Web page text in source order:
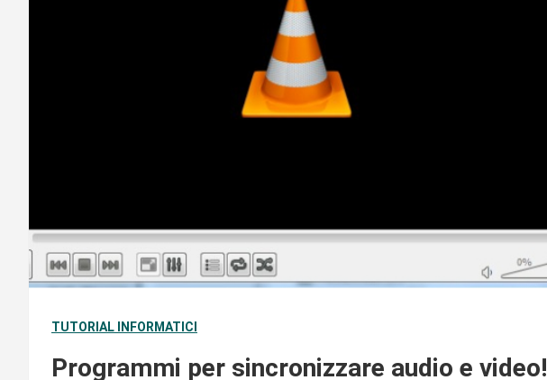
TUTORIAL INFORMATICI
Programmi per sincronizzare audio e video!